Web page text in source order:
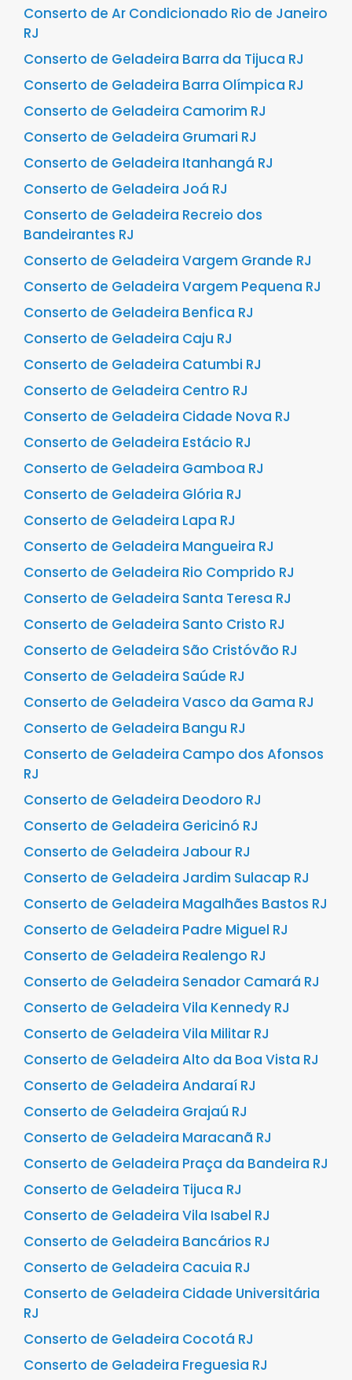
Conserto de Ar Condicionado Rio de Janeiro
RJ
Conserto de Geladeira Barra da Tijuca RJ
Conserto de Geladeira Barra Olímpica RJ
Conserto de Geladeira Camorim RJ
Conserto de Geladeira Grumari RJ
Conserto de Geladeira Itanhangá RJ
Conserto de Geladeira Joá RJ
Conserto de Geladeira Recreio dos
Bandeirantes RJ
Conserto de Geladeira Vargem Grande RJ
Conserto de Geladeira Vargem Pequena RJ
Conserto de Geladeira Benfica RJ
Conserto de Geladeira Caju RJ
Conserto de Geladeira Catumbi RJ
Conserto de Geladeira Centro RJ
Conserto de Geladeira Cidade Nova RJ
Conserto de Geladeira Estácio RJ
Conserto de Geladeira Gamboa RJ
Conserto de Geladeira Glória RJ
Conserto de Geladeira Lapa RJ
Conserto de Geladeira Mangueira RJ
Conserto de Geladeira Rio Comprido RJ
Conserto de Geladeira Santa Teresa RJ
Conserto de Geladeira Santo Cristo RJ
Conserto de Geladeira São Cristóvão RJ
Conserto de Geladeira Saúde RJ
Conserto de Geladeira Vasco da Gama RJ
Conserto de Geladeira Bangu RJ
Conserto de Geladeira Campo dos Afonsos
RJ
Conserto de Geladeira Deodoro RJ
Conserto de Geladeira Gericinó RJ
Conserto de Geladeira Jabour RJ
Conserto de Geladeira Jardim Sulacap RJ
Conserto de Geladeira Magalhães Bastos RJ
Conserto de Geladeira Padre Miguel RJ
Conserto de Geladeira Realengo RJ
Conserto de Geladeira Senador Camará RJ
Conserto de Geladeira Vila Kennedy RJ
Conserto de Geladeira Vila Militar RJ
Conserto de Geladeira Alto da Boa Vista RJ
Conserto de Geladeira Andaraí RJ
Conserto de Geladeira Grajaú RJ
Conserto de Geladeira Maracanã RJ
Conserto de Geladeira Praça da Bandeira RJ
Conserto de Geladeira Tijuca RJ
Conserto de Geladeira Vila Isabel RJ
Conserto de Geladeira Bancários RJ
Conserto de Geladeira Cacuia RJ
Conserto de Geladeira Cidade Universitária
RJ
Conserto de Geladeira Cocotá RJ
Conserto de Geladeira Freguesia RJ